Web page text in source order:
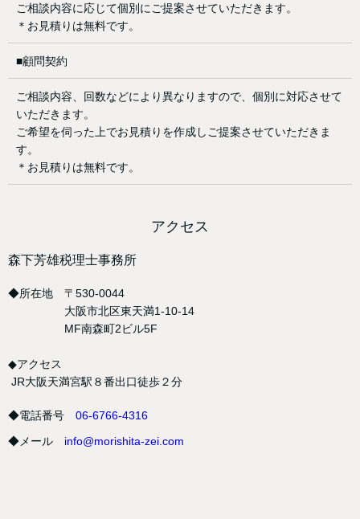
ご相談内容に応じて個別にご提案させていただきます。
＊お見積りは無料です。
■顧問契約
ご相談内容、回数などにより異なりますので、個別に対応させて
いただきます。
ご希望を伺った上でお見積りを作成しご提案させていただきま
す。
＊お見積りは無料です。
アクセス
森下芳雄税理士事務所
◆所在地 〒530-0044
大阪市北区東天満1-10-14
MF南森町2ビル5F
◆アクセス
JR大阪天満宮駅８番出口徒歩２分
◆電話番号 06-6766-4316
◆メール info@morishita-zei.com